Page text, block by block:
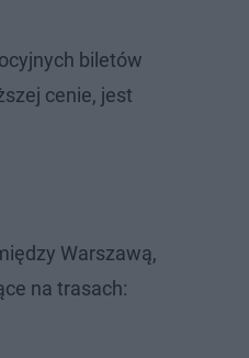
biletów
cenie, jest
Warszawą,
na trasach: